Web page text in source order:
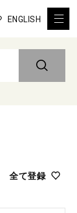
ENGLISH
全て登録